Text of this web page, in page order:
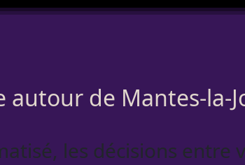
de Mantes-la-
les décisions entre